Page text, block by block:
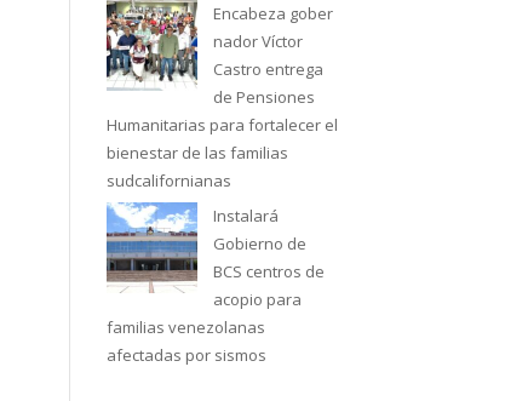
Encabeza gober
nador Víctor
Castro entrega
de Pensiones
Humanitarias para fortalecer el
bienestar de las familias
sudcalifornianas
Instalará
Gobierno de
BCS centros de
acopio para
familias venezolanas
afectadas por sismos